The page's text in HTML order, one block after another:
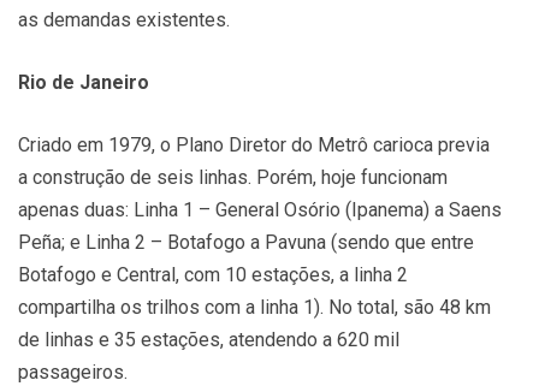
as demandas existentes.
Rio de Janeiro
Criado em 1979, o Plano Diretor do Metrô carioca previa
a construção de seis linhas. Porém, hoje funcionam
apenas duas: Linha 1 – General Osório (Ipanema) a Saens
Peña; e Linha 2 – Botafogo a Pavuna (sendo que entre
Botafogo e Central, com 10 estações, a linha 2
compartilha os trilhos com a linha 1). No total, são 48 km
de linhas e 35 estações, atendendo a 620 mil
passageiros.